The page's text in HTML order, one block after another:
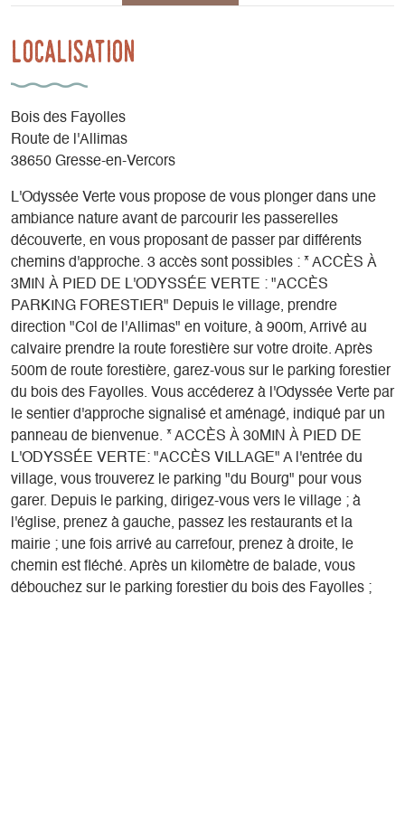
Localisation
Bois des Fayolles
Route de l'Allimas
38650 Gresse-en-Vercors
L'Odyssée Verte vous propose de vous plonger dans une
ambiance nature avant de parcourir les passerelles
découverte, en vous proposant de passer par différents
chemins d'approche. 3 accès sont possibles : * ACCÈS À
3MIN À PIED DE L'ODYSSÉE VERTE : "ACCÈS
PARKING FORESTIER" Depuis le village, prendre
direction "Col de l'Allimas" en voiture, à 900m, Arrivé au
calvaire prendre la route forestière sur votre droite. Après
500m de route forestière, garez-vous sur le parking forestier
du bois des Fayolles. Vous accéderez à l'Odyssée Verte par
le sentier d'approche signalisé et aménagé, indiqué par un
panneau de bienvenue. * ACCÈS À 30MIN À PIED DE
L'ODYSSÉE VERTE: "ACCÈS VILLAGE" A l'entrée du
village, vous trouverez le parking "du Bourg" pour vous
garer. Depuis le parking, dirigez-vous vers le village ; à
l'église, prenez à gauche, passez les restaurants et la
mairie ; une fois arrivé au carrefour, prenez à droite, le
chemin est fléché. Après un kilomètre de balade, vous
débouchez sur le parking forestier du bois des Fayolles ;